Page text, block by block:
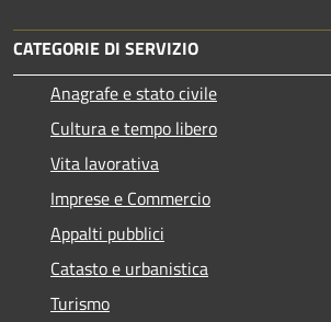
CATEGORIE DI SERVIZIO
Anagrafe e stato civile
Cultura e tempo libero
Vita lavorativa
Imprese e Commercio
Appalti pubblici
Catasto e urbanistica
Turismo